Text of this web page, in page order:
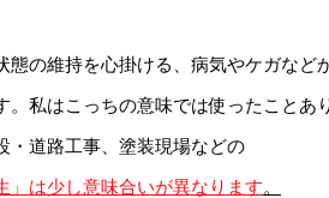
態の維持を心掛ける、病気やケガなど
。私はこっちの意味では使ったことあ
・道路工事、塗装現場などの
」は少し意味合いが異なります。